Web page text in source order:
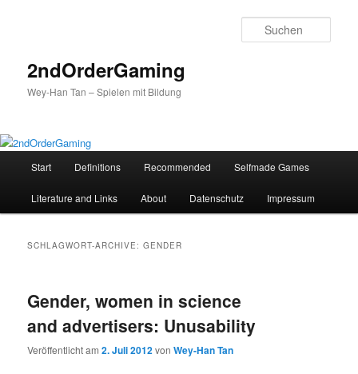
2ndOrderGaming
Wey-Han Tan – Spielen mit Bildung
Zum
Inhalt
Zum
sekundären
Start Definitions Recommended Selfmade Games
Literature and Links About Datenschutz Impressum
SCHLAGWORT-ARCHIVE:GENDER
Gender, women in science
and advertisers: Unusability
Veröffentlicht am2. Juli 2012vonWey-Han Tan